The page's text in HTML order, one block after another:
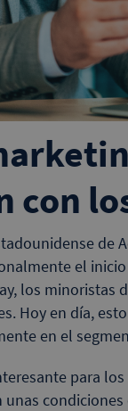
con
de
el
los minoristas
Hoy en día,
en el
para